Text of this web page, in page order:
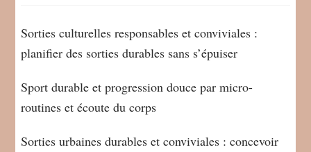
Sorties culturelles responsables et conviviales :
planifier des sorties durables sans s’épuiser
Sport durable et progression douce par micro-
routines et écoute du corps
Sorties urbaines durables et conviviales : concevoir